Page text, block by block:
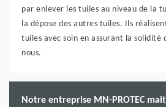
par enlever les tuiles au niveau de la
la dépose des autres tuiles. Ils
tuiles avec soin en assurant la solidité
nous.
Notre entreprise MN-PROTEC